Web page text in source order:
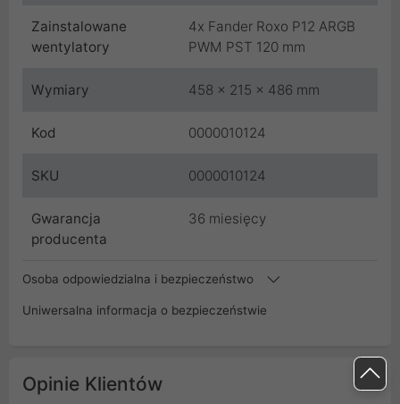
Zainstalowane
wentylatory
4x Fander Roxo P12 ARGB
PWM PST 120 mm
Wymiary 458 x 215 x 486 mm
Kod 0000010124
SKU 0000010124
Gwarancja
producenta
36 miesięcy
Osoba odpowiedzialna i bezpieczeństwo
Uniwersalna informacja o bezpieczeństwie
Opinie Klientów